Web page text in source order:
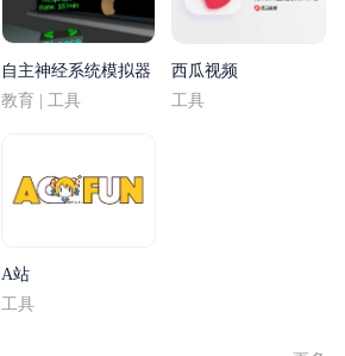
自主神经系统模拟器
教育 | 工具
西瓜视频
工具
A站
工具